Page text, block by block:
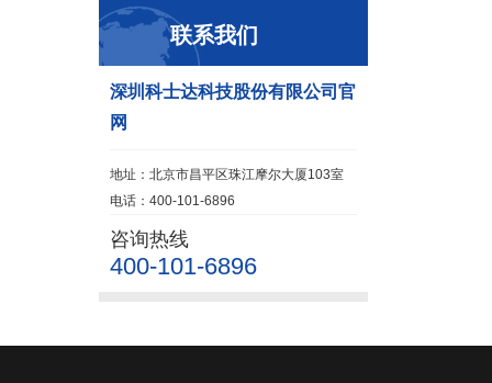
联系我们
深圳科士达科技股份有限公司官
网
地址：北京市昌平区珠江摩尔大厦103室
电话：400-101-6896
咨询热线
400-101-6896